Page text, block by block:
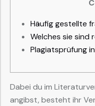
Häufig gestellte
Welches sie sind
Plagiatsprüfung
Dabei du im
angibst, besteht ihr